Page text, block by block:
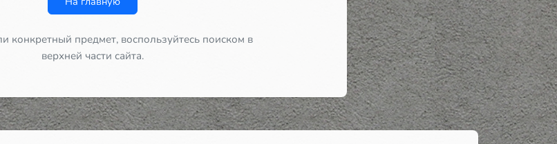
конкретный предмет, воспользуйтесь поиском в
верхней части сайта.